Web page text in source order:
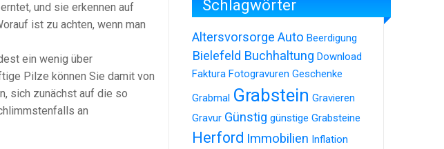
und sie erkennen auf
ist zu achten, wenn man
ein wenig über
Pilze können Sie damit von
sich zunächst auf die so
an
Schlagwörter
Altersvorsorge Auto Beerdigung
Bielefeld Buchhaltung Download
Faktura Fotogravuren Geschenke
Grabmal Grabstein Gravieren
Gravur Günstig günstige Grabsteine
Herford Immobilien Inflation